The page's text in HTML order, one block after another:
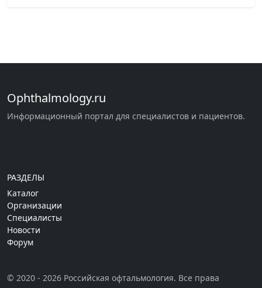
Ophthalmology.ru
Информационный портал для специалистов и пациентов.
РАЗДЕЛЫ
Каталог
Организации
Специалисты
Новости
Форум
© 2020 - 2026 Российская офтальмология. Все права